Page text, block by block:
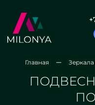
Главная Зеркала